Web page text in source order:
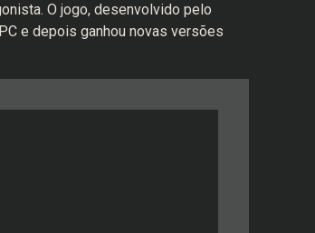
O jogo, desenvolvido pelo
e depois ganhou novas versões